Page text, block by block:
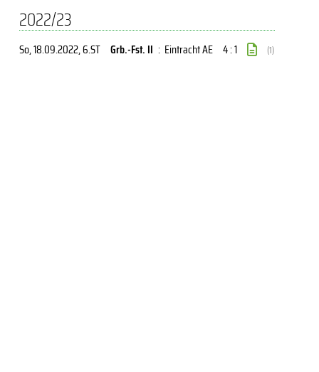
2022/23
So, 18.09.2022, 6.ST Grb.-Fst. II : Eintracht AE 4 : 1 (1)